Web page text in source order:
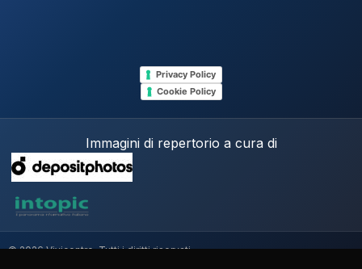
Privacy Policy
Cookie Policy
Immagini di repertorio a cura di
© 2026 Vivicentro. Tutti i diritti riservati.